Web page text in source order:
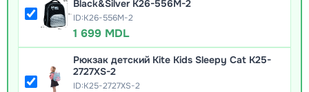
Black&Silver K26-556M-2
ID:K26-556M-2
1 699 MDL
Рюкзак детский Kite Kids Sleepy Cat K25-
2727XS-2
ID:K25-2727XS-2